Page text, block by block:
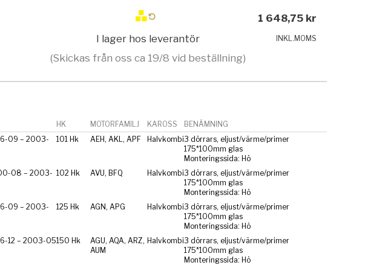
I lager hos leverantör
(Skickas från oss ca 19/8 vid beställning)
1 648,75 kr
INKL.MOMS
HK MOTORFAMILJ KAROSS
BENÄMNING
09 – 2003-
101 Hk AEH, AKL, APF Halvkombi3 dörrars, eljust/värme/primer
175*100mm glas
Monteringssida: Hö
08 – 2003- 102 Hk AVU, BFQ Halvkombi3 dörrars, eljust/värme/primer
175*100mm glas
Monteringssida: Hö
09 – 2003-
125 Hk AGN, APG Halvkombi3 dörrars, eljust/värme/primer
175*100mm glas
Monteringssida: Hö
12 – 2003-05150 Hk
AGU, AQA, ARZ,
AUM
Halvkombi3 dörrars, eljust/värme/primer
175*100mm glas
Monteringssida: Hö